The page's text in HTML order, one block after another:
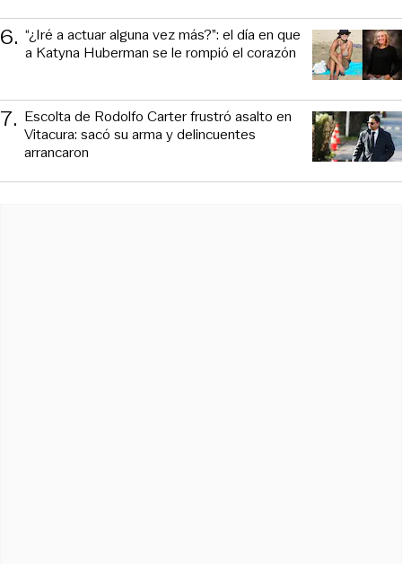
6. “¿Iré a actuar alguna vez más?”: el día en que
a Katyna Huberman se le rompió el corazón
7. Escolta de Rodolfo Carter frustró asalto en
Vitacura: sacó su arma y delincuentes
arrancaron